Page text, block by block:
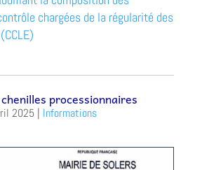
chargées de la régularité des
processionnaires
2025 | Informations